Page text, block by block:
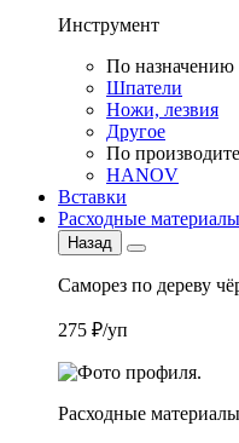
Инструмент
По назначению
Шпатели
Ножи, лезвия
Другое
По
HANOV
Вставки
Расходные материалы
Назад
Саморез по дереву
275 ₽/уп
Расходные материалы